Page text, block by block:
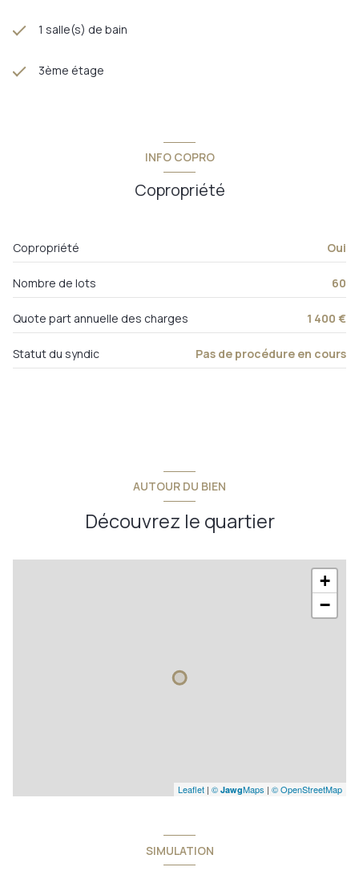
1 salle(s) de bain
3ème étage
INFO COPRO
Copropriété
Copropriété Oui
Nombre de lots 60
Quote part annuelle des charges 1 400 €
Statut du syndic Pas de procédure en cours
AUTOUR DU BIEN
Découvrez le quartier
+
−
Leaflet | © JawgMaps | © OpenStreetMap
SIMULATION